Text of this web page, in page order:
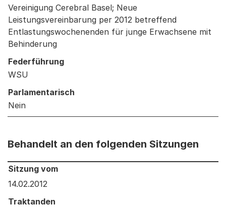
Vereinigung Cerebral Basel; Neue
Leistungsvereinbarung per 2012 betreffend
Entlastungswochenenden für junge Erwachsene mit
Behinderung
Federführung
WSU
Parlamentarisch
Nein
Behandelt an den folgenden Sitzungen
Behandelt an den folgenden Sitzungen: Informationen
Sitzung vom
14.02.2012
Traktanden